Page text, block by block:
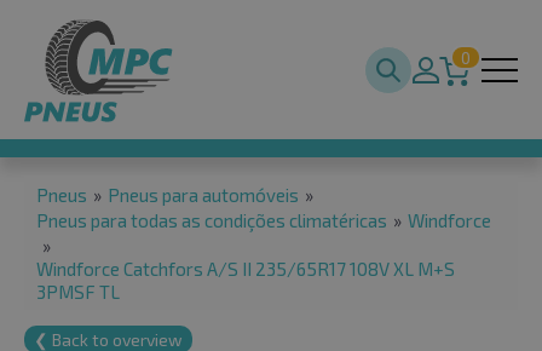
0
Pneus » Pneus para automóveis »
Pneus para todas as condições climatéricas » Windforce
»
Windforce Catchfors A/S II 235/65R17 108V XL M+S
3PMSF TL
❮ Back to overview